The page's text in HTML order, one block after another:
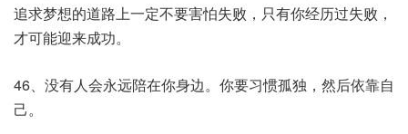
追求梦想的道路上一定不要害怕失败，只有你经历过失败，
才可能迎来成功。
46、没有人会永远陪在你身边。你要习惯孤独，然后依靠自
己。